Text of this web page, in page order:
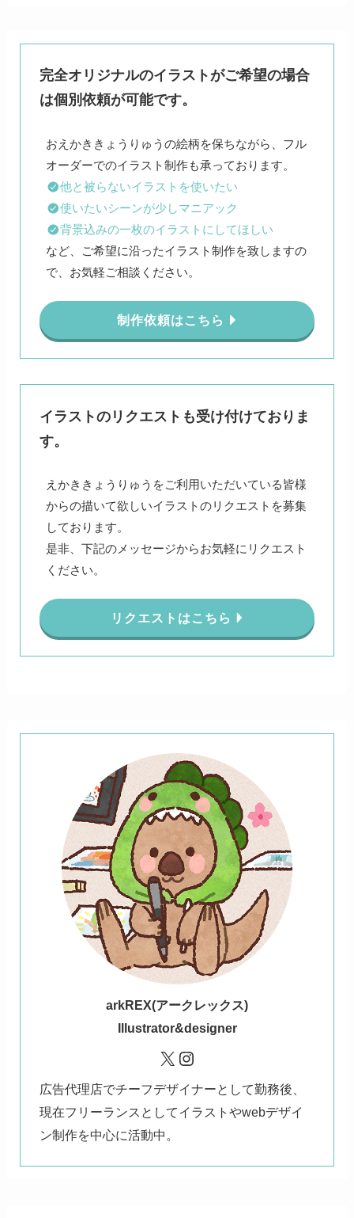
完全オリジナルのイラストがご希望の場合
は個別依頼が可能です。
おえかききょうりゅうの絵柄を保ちながら、フル
他と被らないイラストを使いたい
使いたいシーンが少しマニアック
背景込みの一枚のイラストにしてほしい
など、ご希望に沿ったイラスト制作を致しますの
で、お気軽ご相談ください。
制作依頼はこちら
イラストのリクエストも受け付けておりま
す。
えかききょうりゅうをご利用いただいている皆様
からの描いて欲しいイラストのリクエストを募集
しております。
是非、下記のメッセージからお気軽にリクエスト
ください。
リクエストはこちら
arkREX(アークレックス)
Illustrator&designer
X Instagram
広告代理店でチーフデザイナーとして勤務後、
現在フリーランスとしてイラストやwebデザイ
ン制作を中心に活動中。